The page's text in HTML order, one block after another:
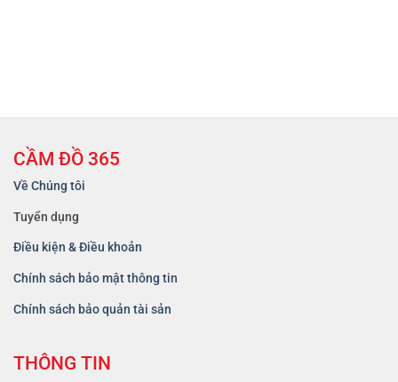
CẦM ĐỒ 365
Về Chúng tôi
Tuyển dụng
Điều kiện & Điều khoản
Chính sách bảo mật thông tin
Chính sách bảo quản tài sản
THÔNG TIN